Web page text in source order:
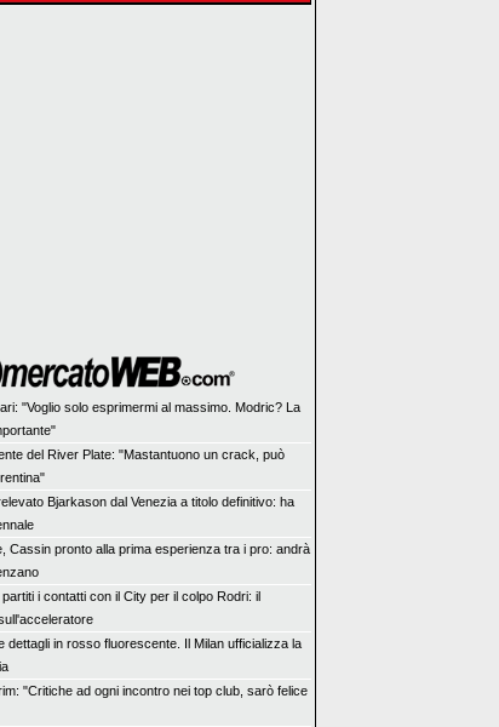
"Voglio solo esprimermi al massimo. Modric? La
del River Plate: "Mastantuono un crack, può
Bjarkason dal Venezia a titolo definitivo: ha
Cassin pronto alla prima esperienza tra i pro: andrà
i contatti con il City per il colpo Rodri: il
dettagli in rosso fluorescente. Il Milan ufficializza la
"Critiche ad ogni incontro nei top club, sarò felice